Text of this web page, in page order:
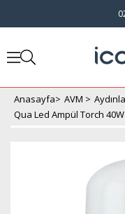
Anasayfa> AVM >
Qua Led Ampül Torch